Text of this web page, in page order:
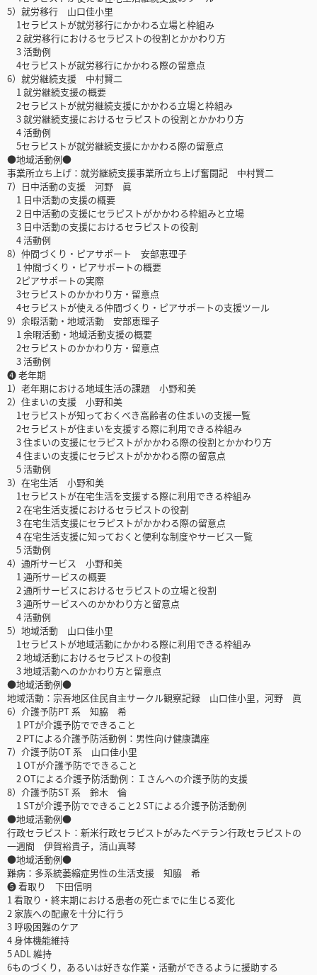
5）就労移行 山口佳小里
1セラピストが就労移行にかかわる立場と枠組み
2 就労移行におけるセラピストの役割とかかわり方
3 活動例
4セラピストが就労移行にかかわる際の留意点
6）就労継続支援 中村賢二
1 就労継続支援の概要
2セラピストが就労継続支援にかかわる立場と枠組み
3 就労継続支援におけるセラピストの役割とかかわり方
4 活動例
5セラピストが就労継続支援にかかわる際の留意点
●地域活動例●
事業所立ち上げ：就労継続支援事業所立ち上げ奮闘記 中村賢二
7）日中活動の支援 河野 眞
1 日中活動の支援の概要
2 日中活動の支援にセラピストがかかわる枠組みと立場
3 日中活動の支援におけるセラピストの役割
4 活動例
8）仲間づくり・ピアサポート 安部恵理子
1 仲間づくり・ピアサポートの概要
2ピアサポートの実際
3セラピストのかかわり方・留意点
4セラピストが使える仲間づくり・ピアサポートの支援ツール
9）余暇活動・地域活動 安部恵理子
1 余暇活動・地域活動支援の概要
2セラピストのかかわり方・留意点
3 活動例
❹ 老年期
1）老年期における地域生活の課題 小野和美
2）住まいの支援 小野和美
1セラピストが知っておくべき高齢者の住まいの支援一覧
2セラピストが住まいを支援する際に利用できる枠組み
3 住まいの支援にセラピストがかかわる際の役割とかかわり方
4 住まいの支援にセラピストがかかわる際の留意点
5 活動例
3）在宅生活 小野和美
1セラピストが在宅生活を支援する際に利用できる枠組み
2 在宅生活支援におけるセラピストの役割
3 在宅生活支援にセラピストがかかわる際の留意点
4 在宅生活支援に知っておくと便利な制度やサービス一覧
5 活動例
4）通所サービス 小野和美
1 通所サービスの概要
2 通所サービスにおけるセラピストの立場と役割
3 通所サービスへのかかわり方と留意点
4 活動例
5）地域活動 山口佳小里
1セラピストが地域活動にかかわる際に利用できる枠組み
2 地域活動におけるセラピストの役割
3 地域活動へのかかわり方と留意点
●地域活動例●
地域活動：宗吾地区住民自主サークル観察記録 山口佳小里，河野 眞
6）介護予防PT 系 知脇 希
1 PTが介護予防でできること
2 PTによる介護予防活動例：男性向け健康講座
7）介護予防OT 系 山口佳小里
1 OTが介護予防でできること
2 OTによる介護予防活動例：Ｉさんへの介護予防的支援
8）介護予防ST 系 鈴木 倫
1 STが介護予防でできること2 STによる介護予防活動例
●地域活動例●
行政セラピスト：新米行政セラピストがみたベテラン行政セラピストの
一週間 伊賀裕貴子，清山真琴
●地域活動例●
難病：多系統萎縮症男性の生活支援 知脇 希
❺ 看取り 下田信明
1 看取り・終末期における患者の死亡までに生じる変化
2 家族への配慮を十分に行う
3 呼吸困難のケア
4 身体機能維持
5 ADL 維持
6ものづくり，あるいは好きな作業・活動ができるように援助する